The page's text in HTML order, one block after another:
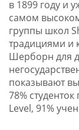
в 1899 году и
самом
группы школ
традициями и
Шерборн для
показывают
78%
Level, 91%